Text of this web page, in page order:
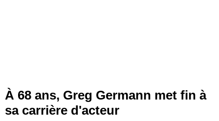
À 68 ans, Greg Germann met fin à
sa carrière d'acteur